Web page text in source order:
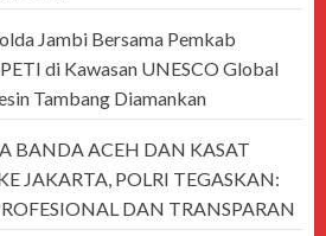
Jambi Bersama Pemkab
di Kawasan UNESCO Global
Tambang Diamankan
BANDA ACEH DAN KASAT
JAKARTA, POLRI TEGASKAN:
DAN TRANSPARAN